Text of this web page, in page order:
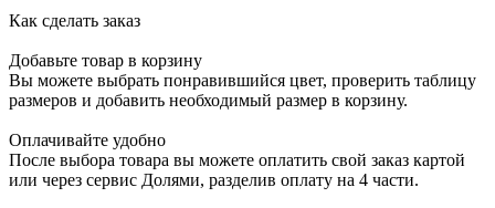
Как сделать заказ
Добавьте товар в корзину
Вы можете выбрать понравившийся цвет, проверить таблицу
размеров и добавить необходимый размер в корзину.
Оплачивайте удобно
После выбора товара вы можете оплатить свой заказ картой
или через сервис Долями, разделив оплату на 4 части.